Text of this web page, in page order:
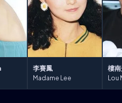
李賽鳳
Madame Lee
樓
Lou